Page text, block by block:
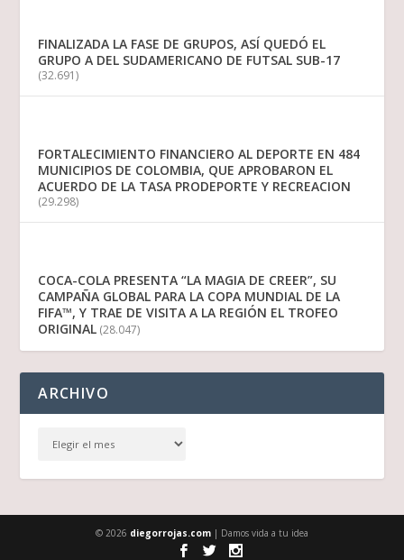
FINALIZADA LA FASE DE GRUPOS, ASÍ QUEDÓ EL
GRUPO A DEL SUDAMERICANO DE FUTSAL SUB-17
(32.691)
FORTALECIMIENTO FINANCIERO AL DEPORTE EN 484
MUNICIPIOS DE COLOMBIA, QUE APROBARON EL
ACUERDO DE LA TASA PRODEPORTE Y RECREACION
(29.298)
COCA-COLA PRESENTA “LA MAGIA DE CREER”, SU
CAMPAÑA GLOBAL PARA LA COPA MUNDIAL DE LA
FIFA™, Y TRAE DE VISITA A LA REGIÓN EL TROFEO
ORIGINAL (28.047)
ARCHIVO
© 2026 diegorrojas.com | Damos vida a tu idea